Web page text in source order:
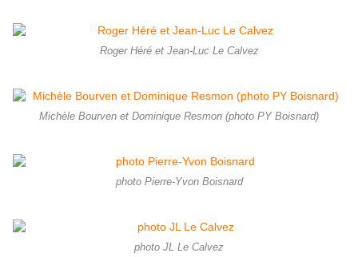
Roger Héré et Jean-Luc Le Calvez
Michèle Bourven et Dominique Resmon (photo PY Boisnard)
photo Pierre-Yvon Boisnard
photo JL Le Calvez